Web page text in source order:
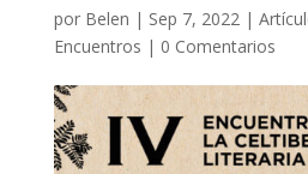
por Belen | Sep 7, 2022|
Encuentros | 0 Comentarios